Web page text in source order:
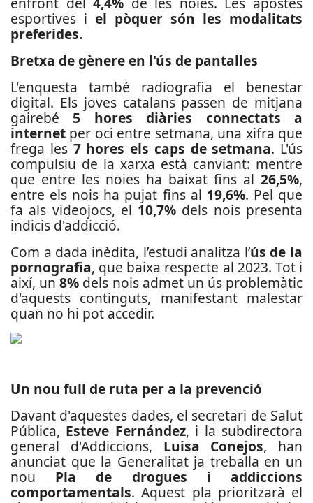
esportives i el pòquer són les modalitats
preferides.
Bretxa de gènere en l'ús de pantalles
L'enquesta també radiografia el benestar
digital. Els joves catalans passen de mitjana
gairebé 5 hores diàries connectats a
internet per oci entre setmana, una xifra que
frega les 7 hores els caps de setmana. L'ús
compulsiu de la xarxa està canviant: mentre
que entre les noies ha baixat fins al 26,5%,
entre els nois ha pujat fins al 19,6%. Pel que
fa als videojocs, el 10,7% dels nois presenta
indicis d'addicció.
Com a dada inèdita, l’estudi analitza l’ús de la
pornografia, que baixa respecte al 2023. Tot i
així, un8% dels nois admet un ús problemàtic
d'aquests continguts, manifestant malestar
quan no hi pot accedir.
Un nou full de ruta per a la prevenció
Davant d'aquestes dades, el secretari de Salut
Pública, Esteve Fernández, i la subdirectora
general d'Addiccions, Luisa Conejos, han
anunciat que la Generalitat ja treballa en un
nou Pla de drogues i addiccions
comportamentals. Aquest pla prioritzarà el